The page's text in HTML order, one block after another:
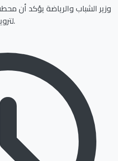
وزير الشباب والرياضة يؤكد أن
لترويج السياحة والتفاعل الجماهيري.